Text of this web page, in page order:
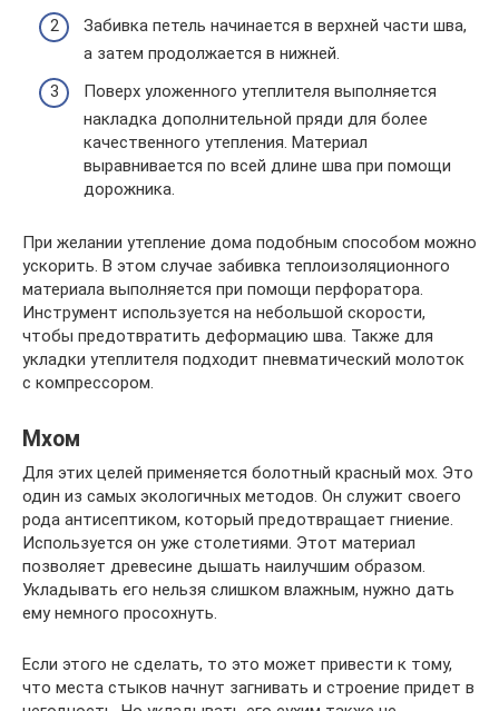
Забивка петель начинается в верхней части шва,
а затем продолжается в нижней.
Поверх уложенного утеплителя выполняется
накладка дополнительной пряди для более
качественного утепления. Материал
выравнивается по всей длине шва при помощи
дорожника.
При желании утепление дома подобным способом можно
ускорить. В этом случае забивка теплоизоляционного
материала выполняется при помощи перфоратора.
Инструмент используется на небольшой скорости,
чтобы предотвратить деформацию шва. Также для
укладки утеплителя подходит пневматический молоток
с компрессором.
Мхом
Для этих целей применяется болотный красный мох. Это
один из самых экологичных методов. Он служит своего
рода антисептиком, который предотвращает гниение.
Используется он уже столетиями. Этот материал
позволяет древесине дышать наилучшим образом.
Укладывать его нельзя слишком влажным, нужно дать
ему немного просохнуть.
Если этого не сделать, то это может привести к тому,
что места стыков начнут загнивать и строение придет в